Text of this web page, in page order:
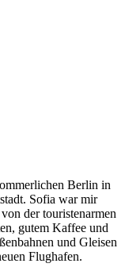
Berlin in
Sofia war mir
der touristenarmen
gutem Kaffee und
und Gleisen
Flughafen.